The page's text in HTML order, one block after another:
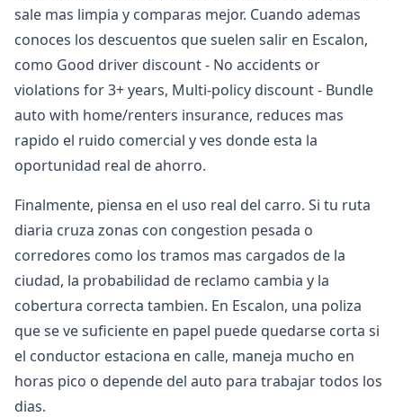
sale mas limpia y comparas mejor. Cuando ademas
conoces los descuentos que suelen salir en Escalon,
como Good driver discount - No accidents or
violations for 3+ years, Multi-policy discount - Bundle
auto with home/renters insurance, reduces mas
rapido el ruido comercial y ves donde esta la
oportunidad real de ahorro.
Finalmente, piensa en el uso real del carro. Si tu ruta
diaria cruza zonas con congestion pesada o
corredores como los tramos mas cargados de la
ciudad, la probabilidad de reclamo cambia y la
cobertura correcta tambien. En Escalon, una poliza
que se ve suficiente en papel puede quedarse corta si
el conductor estaciona en calle, maneja mucho en
horas pico o depende del auto para trabajar todos los
dias.